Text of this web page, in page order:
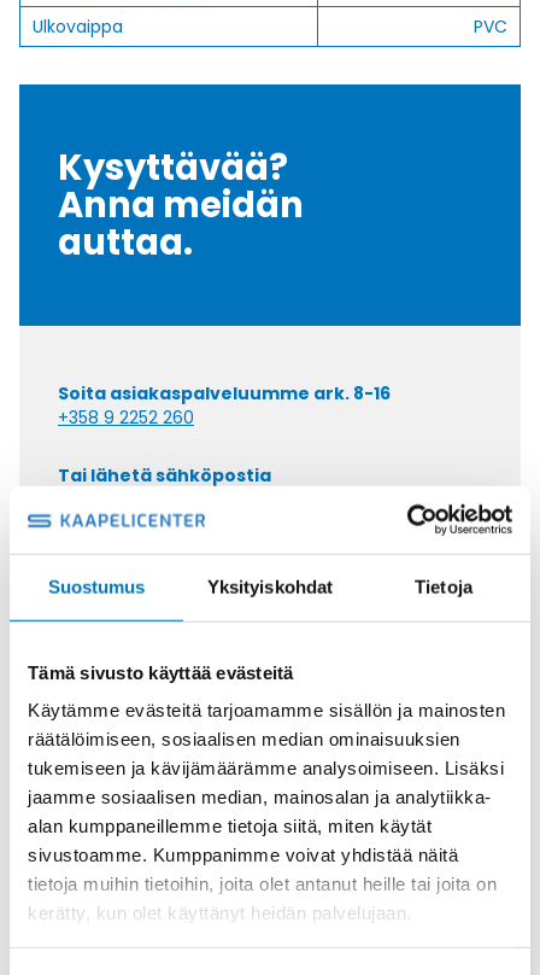
Suostumus Yksityiskohdat Tietoja
Tämä sivusto käyttää evästeitä
Käytämme evästeitä tarjoamamme sisällön ja mainosten
räätälöimiseen, sosiaalisen median ominaisuuksien
tukemiseen ja kävijämäärämme analysoimiseen. Lisäksi
jaamme sosiaalisen median, mainosalan ja analytiikka-
alan kumppaneillemme tietoja siitä, miten käytät
sivustoamme. Kumppanimme voivat yhdistää näitä
tietoja muihin tietoihin, joita olet antanut heille tai joita on
kerätty, kun olet käyttänyt heidän palvelujaan.
Ulkovaippa
PVC
Kysyttävää?
Anna meidän
auttaa.
Soita asiakaspalveluumme ark. 8-16
+358 9 2252 260
Tai lähetä sähköpostia
Ohjauskaapeli H05VV5-F 3G2,5
Ohjauskaapeli H05VV5-F 4G2,5